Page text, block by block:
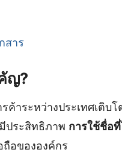
สาร
ญ?
าระหว่างประเทศเติบ
ประสิทธิภาพ การใช้ชื่อ
อขององค์กร